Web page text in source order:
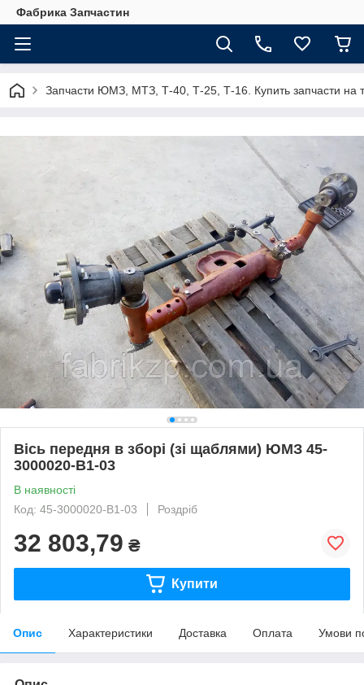
Фабрика Запчастин
Запчасти ЮМЗ, МТЗ, Т-40, Т-25, Т-16. Купить запчасти
Вісь передня в зборі (зі щаблями) ЮМЗ 45-
3000020-В1-03
В наявності
Код: 45-3000020-В1-03
Роздріб
32 803,79 ₴
Купити
Опис Характеристики Доставка Оплата Умови